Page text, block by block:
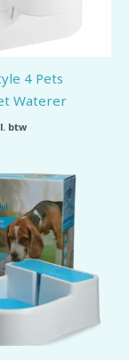
4 Pets
Waterer
btw